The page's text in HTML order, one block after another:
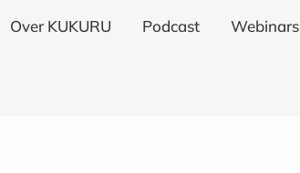
Over KUKURU Podcast Webinars